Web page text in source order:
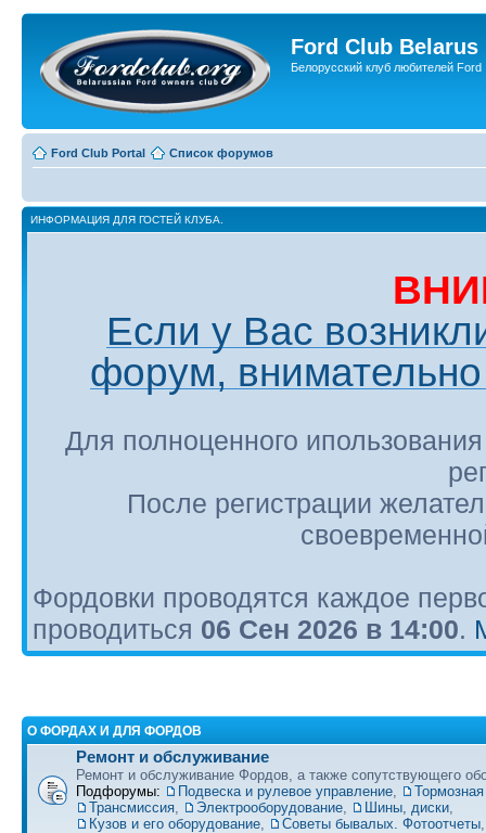
Ford Club Belarus
Белорусский клуб любителей Ford
Ford Club Portal Список форумов
ИНФОРМАЦИЯ ДЛЯ ГОСТЕЙ КЛУБА.
Если у Вас
форум, внимательно
Для полноценного
После регистрации
Фордовки проводятся каждое
проводиться 06 Сен 2026 в 14:00.
О ФОРДАХ И ДЛЯ ФОРДОВ
Ремонт и обслуживание
Ремонт и обслуживание Фордов, а также сопутствующего
Подфорумы:
Подвеска и рулевое управление
Трансмиссия
Электрооборудование Шины, диски
Кузов и его оборудование
Советы бывалых. Фотоотчеты